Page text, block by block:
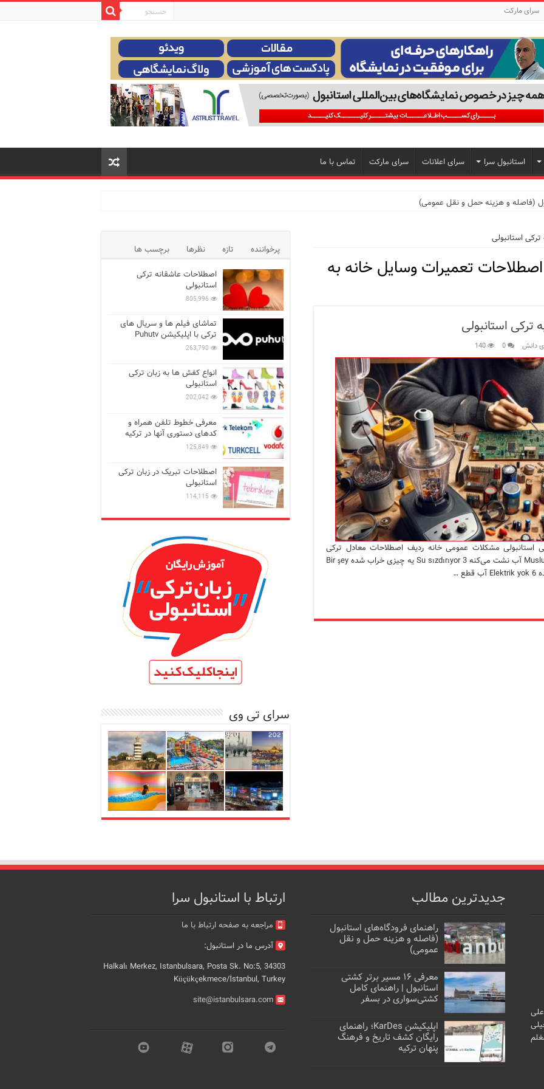
سرای مارکت
استانبول سرا سرای اعلانات سرای مارکت تماس با ما
(فاصله و هزینه حمل و نقل عمومی)
متفاوت از خرید و سبک زندگی در بی‌اوغلو
ترکی استانبولی
سفری به دنیای قصه‌ها در بخش آسیایی استانبول
استانبولی
اصطلاحات تعمیرات وسایل خانه به
استانبولی
دانش 0
140
استانبولی مشکلات عمومی خانه ردیف اصطلاحات معادل ترکی
استانبولی 1 شیر آب چکه می‌کنه Musluk damlatıyor 2 آب نشت می‌کنه Su sızdırıyor 3 یه چیزی خراب شده Bir şey
پرخواننده تازه نظرها
برچسب ها
اصطلاحات عاشقانه ترکی
استانبولی
805,996
تماشای فیلم ها و سریال های
ترکی با اپلیکیشن Puhutv
263,790
انواع کفش ها به زبان ترکی
استانبولی
202,042
معرفی خطوط تلفن همراه و
کدهای دستوری آنها در ترکیه
125,849
اصطلاحات تبریک در زبان ترکی
استانبولی
114,115
سرای تی وی
جدیدترین مطالب
راهنمای فرودگاه‌های استانبول
(فاصله و هزینه حمل و نقل
عمومی)
معرفی ۱۶ مسیر برتر کشتی
استانبول | راهنمای کامل
کشتی‌سواری در بسفر
اپلیکیشن KarDes؛ راهنمای
رایگان کشف تاریخ و فرهنگ
پنهان ترکیه
ارتباط با استانبول سرا
مراجعه به صفحه ارتباط با ما
آدرس ما در استانبول:
Halkalı Merkez, Istanbulsara, Posta Sk. No:5, 34303
Küçükçekmece/İstanbul, Turkey
site@istanbulsara.com